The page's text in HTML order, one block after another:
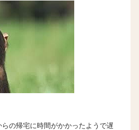
らの帰宅に時間がかかったようで遅